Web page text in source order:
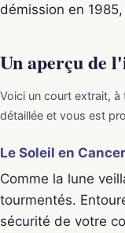
démission en
Un aperçu de
Voici un court extrait,
détaillée et vous est
Le Soleil en Cancer
Comme la lune
tourmentés.
sécurité de votre